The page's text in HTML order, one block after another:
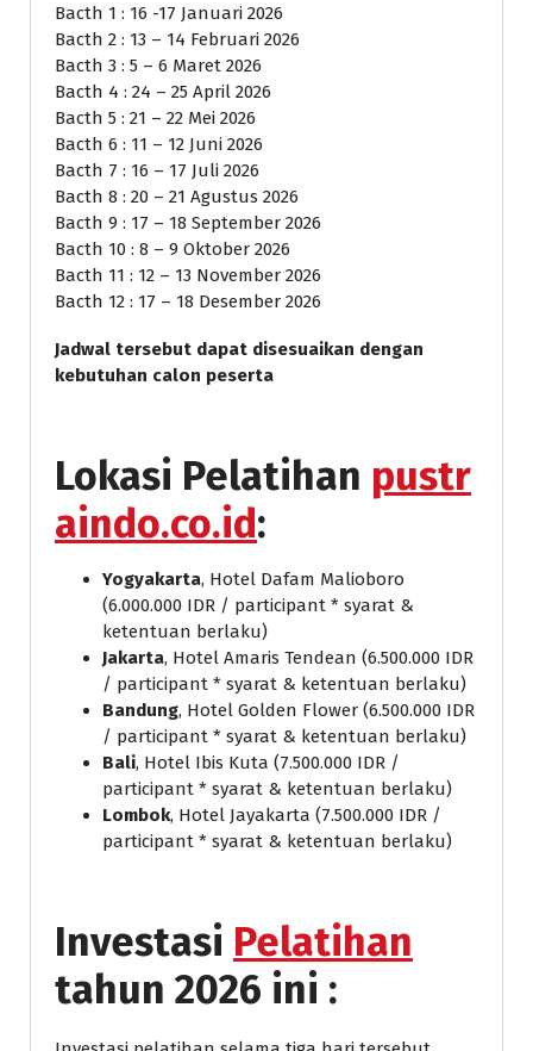
Bacth 1 : 16 -17 Januari 2026
Bacth 2 : 13 – 14 Februari 2026
Bacth 3 : 5 – 6 Maret 2026
Bacth 4 : 24 – 25 April 2026
Bacth 5 : 21 – 22 Mei 2026
Bacth 6 : 11 – 12 Juni 2026
Bacth 7 : 16 – 17 Juli 2026
Bacth 8 : 20 – 21 Agustus 2026
Bacth 9 : 17 – 18 September 2026
Bacth 10 : 8 – 9 Oktober 2026
Bacth 11 : 12 – 13 November 2026
Bacth 12 : 17 – 18 Desember 2026
Jadwal tersebut dapat disesuaikan dengan
kebutuhan calon peserta
Lokasi Pelatihan pustr
aindo.co.id:
Yogyakarta, Hotel Dafam Malioboro
(6.000.000 IDR / participant * syarat &
ketentuan berlaku)
Jakarta, Hotel Amaris Tendean (6.500.000 IDR
/ participant * syarat & ketentuan berlaku)
Bandung, Hotel Golden Flower (6.500.000 IDR
/ participant * syarat & ketentuan berlaku)
Bali, Hotel Ibis Kuta (7.500.000 IDR /
participant * syarat & ketentuan berlaku)
Lombok, Hotel Jayakarta (7.500.000 IDR /
participant * syarat & ketentuan berlaku)
Investasi Pelatihan
tahun 2026 ini :